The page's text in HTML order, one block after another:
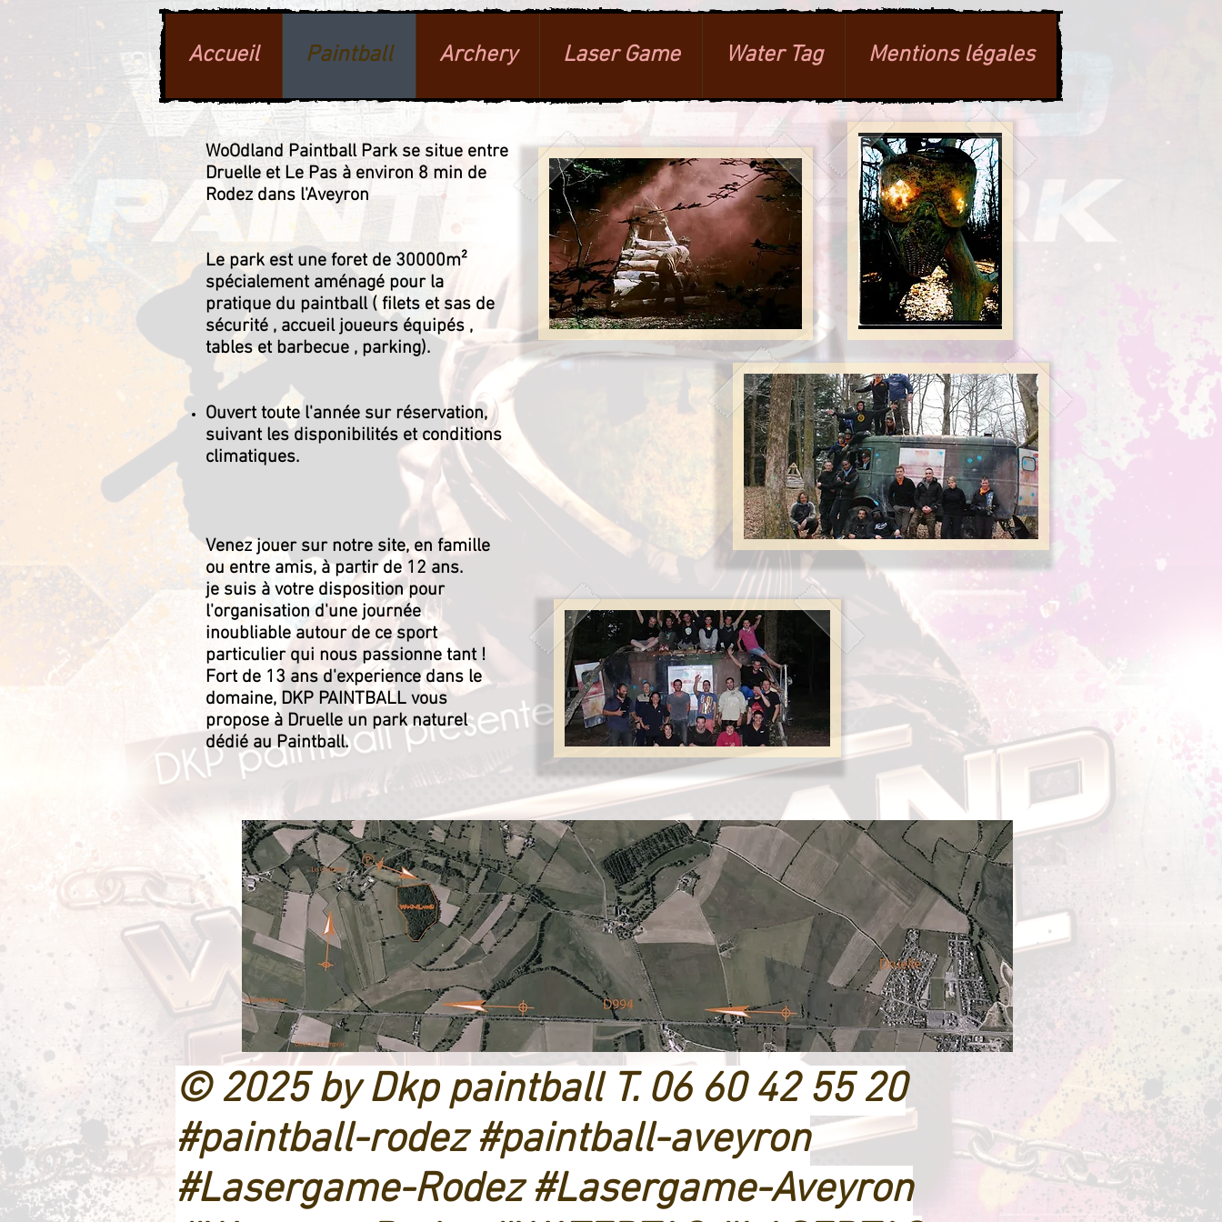
Accueil Paintball Archery Laser Game Water Tag Mentions légales
WoOdland Paintball Park se situe entre
Druelle et Le Pas à environ 8 min de
Rodez dans l'Aveyron
Le park est une foret de 30000m²
spécialement aménagé pour la
pratique du paintball ( filets et sas de
sécurité , accueil joueurs équipés ,
tables et barbecue , parking).
Ouvert toute l'année sur réservation,
suivant les disponibilités et conditions
climatiques.
Venez jouer sur notre site, en famille
ou entre amis, à partir de 12 ans.
je suis à votre disposition pour
l'organisation d'une journée
inoubliable autour de ce sport
particulier qui nous passionne tant !
Fort de 13 ans d'experience dans le
domaine, DKP PAINTBALL vous
propose à Druelle un park naturel
dédié au Paintball.
© 2025 by Dkp paintball T. 06 60 42 55 20
#paintball-rodez #paintball-aveyron
#Lasergame-Rodez #Lasergame-Aveyron